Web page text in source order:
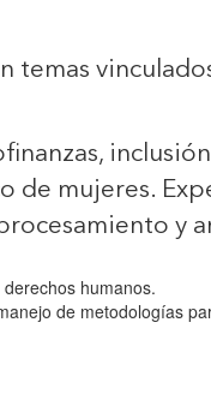
temas
de mujeres.
y
humanos.
de metodologías